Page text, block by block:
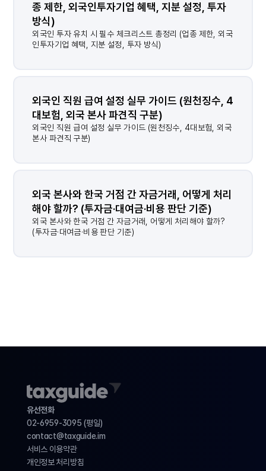
종 제한, 외국인투자기업 혜택, 지분 설정, 투자
방식)
외국인 투자 유치 시 필수 체크리스트 총정리 (업종 제한, 외국
인투자기업 혜택, 지분 설정, 투자 방식)
외국인 직원 급여 설정 실무 가이드 (원천징수, 4
대보험, 외국 본사 파견직 구분)
외국인 직원 급여 설정 실무 가이드 (원천징수, 4대보험, 외국
본사 파견직 구분)
외국 본사와 한국 거점 간 자금거래, 어떻게 처리
해야 할까? (투자금·대여금·비용 판단 기준)
외국 본사와 한국 거점 간 자금거래, 어떻게 처리해야 할까?
(투자금·대여금·비용 판단 기준)
결과가 없습니다.
유선전화
02-6959-3095 (평일)
contact@taxguide.im
서비스 이용약관
개인정보 처리방침